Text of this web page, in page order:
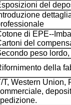
del
di EPE--
del
peso
della
T, Western Union,